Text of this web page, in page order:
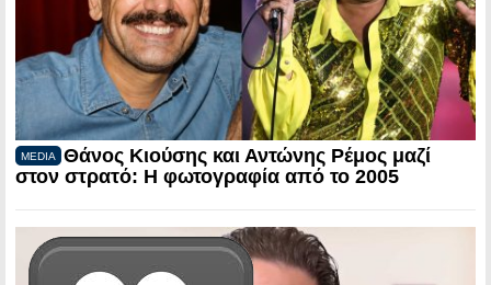
MEDIA
Θάνος Κιούσης και Αντώνης Ρέμος μαζί
στον στρατό: Η φωτογραφία από το 2005